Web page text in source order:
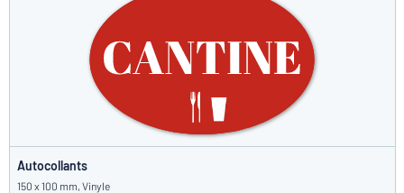
Autocollants
150 x 100 mm, Vinyle